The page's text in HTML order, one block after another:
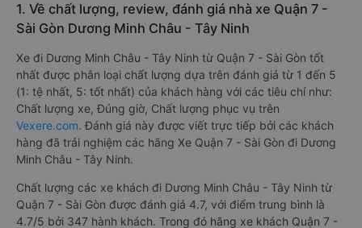
1. Về chất lượng, review, đánh giá nhà xe Quận 7 -
Sài Gòn Dương Minh Châu - Tây Ninh
Xe đi Dương Minh Châu - Tây Ninh từ Quận 7 - Sài Gòn tốt
nhất được phân loại chất lượng dựa trên đánh giá từ 1 đến 5
(1: tệ nhất, 5: tốt nhất) của khách hàng với các tiêu chí như:
Chất lượng xe, Đúng giờ, Chất lượng phục vụ trên
Vexere.com. Đánh giá này được viết trực tiếp bởi các khách
hàng đã trải nghiệm các hãng Xe Quận 7 - Sài Gòn đi Dương
Minh Châu - Tây Ninh.
Chất lượng các xe khách đi Dương Minh Châu - Tây Ninh từ
Quận 7 - Sài Gòn được đánh giá 4.7, với điểm trung bình là
4.7/5 bởi 347 hành khách. Trong đó hãng xe khách Quận 7 -